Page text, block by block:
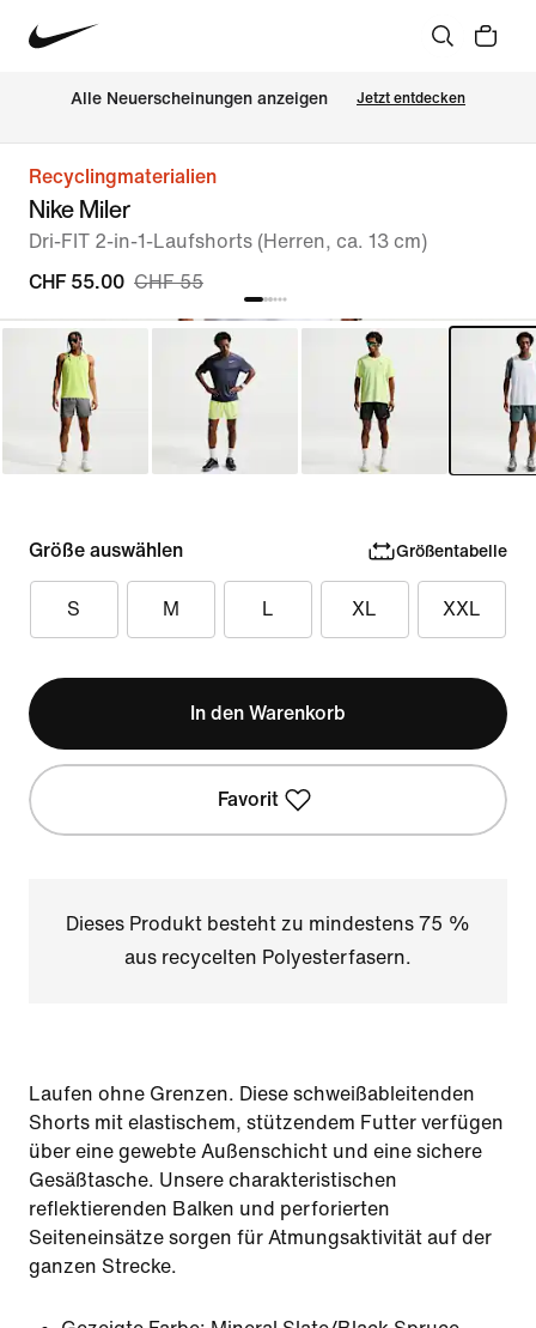
Alle Neuerscheinungen anzeigen Jetzt entdecken
Recyclingmaterialien
Nike Miler
Dri-FIT 2-in-1-Laufshorts (Herren, ca. 13 cm)
CHF 55.00 CHF 55
Größe auswählen Größentabelle
S M L XL XXL
In den Warenkorb
Favorit
Dieses Produkt besteht zu mindestens 75 %
aus recycelten Polyesterfasern.
Laufen ohne Grenzen. Diese schweißableitenden
Shorts mit elastischem, stützendem Futter verfügen
über eine gewebte Außenschicht und eine sichere
Gesäßtasche. Unsere charakteristischen
reflektierenden Balken und perforierten
Seiteneinsätze sorgen für Atmungsaktivität auf der
ganzen Strecke.